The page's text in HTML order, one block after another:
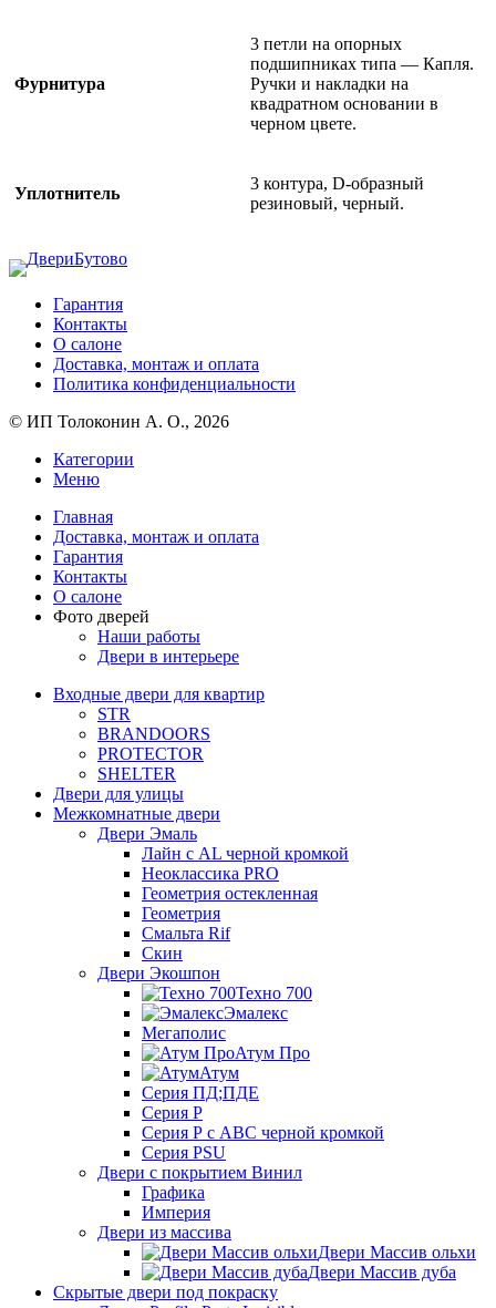
Фурнитура
3 петли на опорных
подшипниках типа — Капля.
Ручки и накладки на
квадратном основании в
черном цвете.
Уплотнитель
3 контура, D-образный
резиновый, черный.
Гарантия
Контакты
О салоне
Доставка, монтаж и оплата
Политика конфиденциальности
© ИП Толоконин А. О., 2026
Категории
Меню
Главная
Доставка, монтаж и оплата
Гарантия
Контакты
О салоне
Фото дверей
Наши работы
Двери в интерьере
Входные двери для квартир
STR
BRANDOORS
PROTECTOR
SHELTER
Двери для улицы
Межкомнатные двери
Двери Эмаль
Лайн с AL черной кромкой
Неоклассика PRO
Геометрия остекленная
Геометрия
Смальта Rif
Скин
Двери Экошпон
Техно 700
Эмалекс
Мегаполис
Атум Про
Атум
Серия ПД;ПДЕ
Серия Р
Серия Р с АВС черной кромкой
Серия PSU
Двери с покрытием Винил
Графика
Империя
Двери из массива
Двери Массив ольхи
Двери Массив дуба
Скрытые двери под покраску